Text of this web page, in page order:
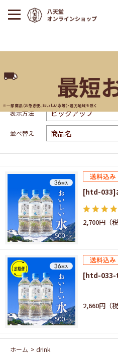
最短
※一部商品（お急ぎ便、おいしい水等）・遠方地域を除く
drink
表示方法
並べ替え
[htd-033]
2,700円
[htd-033-
2,660円
ホーム > drink